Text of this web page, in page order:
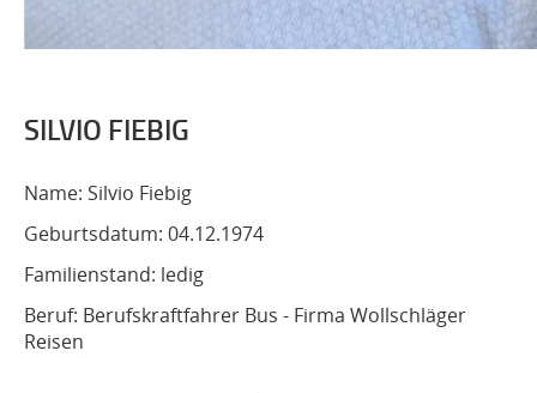
SILVIO FIEBIG
Name: Silvio Fiebig
Geburtsdatum: 04.12.1974
Familienstand: ledig
Beruf: Berufskraftfahrer Bus - Firma Wollschläger
Reisen